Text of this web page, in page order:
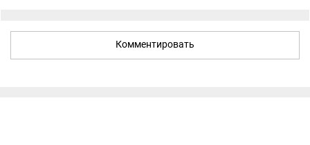
Комментировать